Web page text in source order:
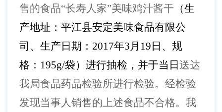
售的食品“长寿人家”美味鸡汁酱干 （生
产地址：平江县安定美味食品有限公
司、生产日期： 2017年3月19日、规
格：195g/袋）进行抽检，并于当日 送达
我局食品药品检验所进行检验。经检验
发现当事人销售的上述食品不合格。我